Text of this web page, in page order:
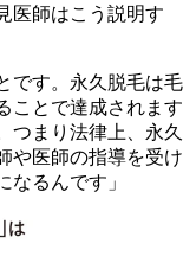
医師はこう説明す
です。永久脱毛は毛
ことで達成されます
つまり法律上、永久
や医師の指導を受け
なるんです」